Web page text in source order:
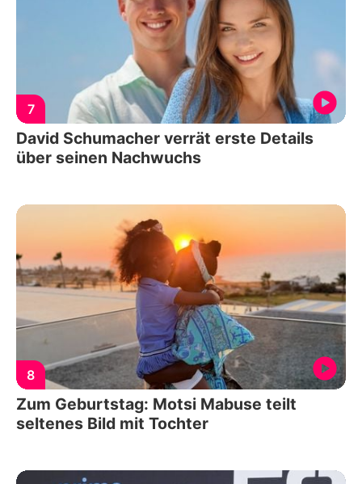
7
David Schumacher verrät erste Details
über seinen Nachwuchs
8
Zum Geburtstag: Motsi Mabuse teilt
seltenes Bild mit Tochter